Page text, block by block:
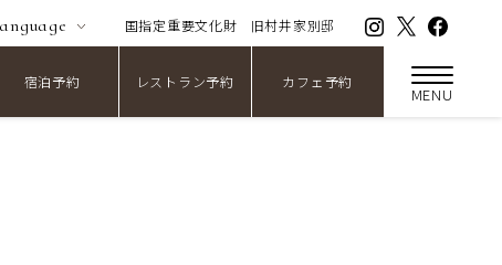
国指定重要文化財 旧村井家別邸
宿泊予約 レストラン予約 カフェ予約
MENU